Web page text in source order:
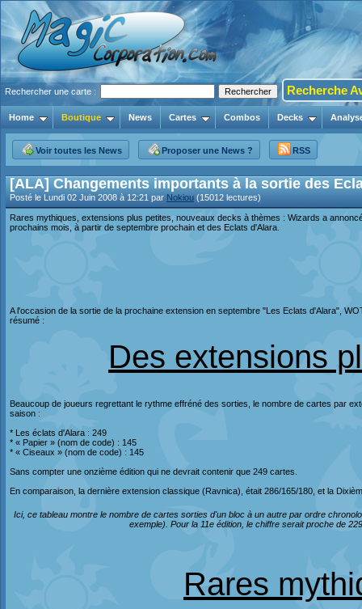
Rechercher une carte : Recherche
Home Boutique News Cartes Combos Decks
Voir toutes les News Proposer une News ? RSS
[ALA] Changements importants à la sortie des
Posté le Lundi 02 Juin 2008 à 12:21 par Nokiou (15012 lectures)
Rares mythiques, extensions plus petites, nouveaux decks à thèmes : Wizards a
prochains mois, à partir de septembre prochain et des Eclats d'Alara.
A l'occasion de la sortie de la prochaine extension en septembre "Les Eclats d'Alara",
résumé :
Des extensions
Beaucoup de joueurs regrettant le rythme effréné des sorties, le nombre de cartes par
saison :
* Les éclats d'Alara : 249
* « Papier » (nom de code) : 145
* « Ciseaux » (nom de code) : 145
Sans compter une onzième édition qui ne devrait contenir que 249 cartes.
En comparaison, la dernière extension classique (Ravnica), était 286/165/180, et la
Ici, ce tableau montre le nombre de cartes sorties d'un bloc à un autre par ordre
exemple). Pour la 11e édition, le chiffre serait proche de
Rares